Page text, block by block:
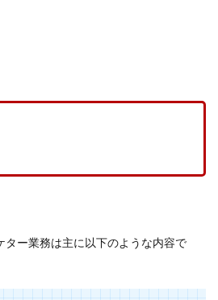
ター業務は主に以下のような内容で